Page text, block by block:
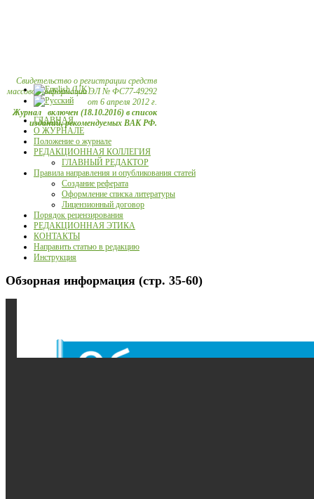
Свидетельство о регистрации средств
массовой информации ЭЛ № ФС77-49292
от 6 апреля 2012 г.
Журнал включен (18.10.2016) в список
изданий, рекомендуемых ВАК РФ.
ГЛАВНАЯ
О ЖУРНАЛЕ
Положение о журнале
РЕДАКЦИОННАЯ КОЛЛЕГИЯ
ГЛАВНЫЙ РЕДАКТОР
Правила направления и опубликования статей
Создание реферата
Оформление списка литературы
Лицензионный договор
Порядок рецензирования
РЕДАКЦИОННАЯ ЭТИКА
КОНТАКТЫ
Направить статью в редакцию
Инструкция
Обзорная информация (стр. 35-60)